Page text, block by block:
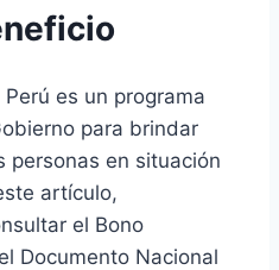
es un programa
para brindar
personas en situación
artículo,
el Bono
Documento Nacional